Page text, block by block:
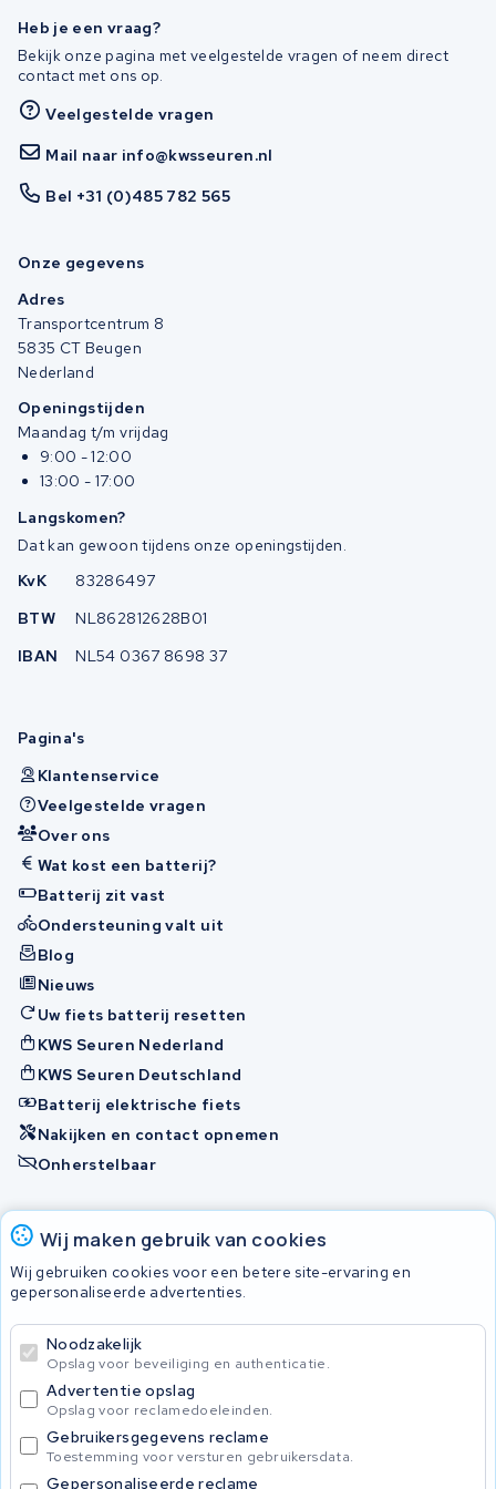
Wij maken gebruik van cookies
Wij gebruiken cookies voor een betere site-ervaring en
gepersonaliseerde advertenties.
Noodzakelijk
Opslag voor beveiliging en authenticatie.
Advertentie opslag
Opslag voor reclamedoeleinden.
Gebruikersgegevens reclame
Toestemming voor versturen gebruikersdata.
Gepersonaliseerde reclame
Heb je een vraag?
Bekijk onze pagina met veelgestelde vragen of neem direct
contact met ons op.
Veelgestelde vragen
Mail naar info@kwsseuren.nl
Bel +31 (0)485 782 565
Onze gegevens
Adres
Transportcentrum 8
5835 CT Beugen
Nederland
Openingstijden
Maandag t/m vrijdag
9:00 - 12:00
13:00 - 17:00
Langskomen?
Dat kan gewoon tijdens onze openingstijden.
KvK
83286497
BTW
NL862812628B01
IBAN
NL54 0367 8698 37
Pagina's
Klantenservice
Veelgestelde vragen
Over ons
Wat kost een batterij?
Batterij zit vast
Ondersteuning valt uit
Blog
Nieuws
Uw fiets batterij resetten
KWS Seuren Nederland
KWS Seuren Deutschland
Batterij elektrische fiets
Nakijken en contact opnemen
Onherstelbaar
Accu's
Privacy Policy